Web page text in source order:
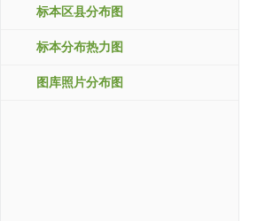
标本区县分布图
标本分布热力图
图库照片分布图